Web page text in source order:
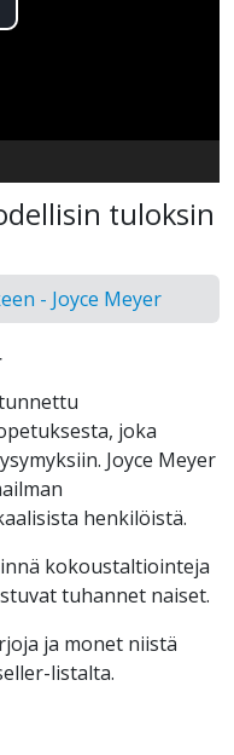
tuloksin
- Joyce Meyer
joka
Joyce Meyer
henkilöistä.
kokoustaltiointeja
tuhannet naiset.
ja monet niistä
listalta.